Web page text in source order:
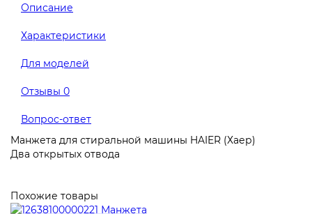
Описание
Характеристики
Для моделей
Отзывы 0
Вопрос-ответ
Манжета для стиральной машины HAIER (Хаер)
Два открытых отвода
Похожие товары